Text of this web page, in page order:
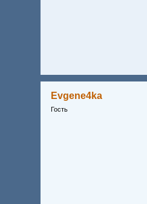
Evgene4ka
Гость